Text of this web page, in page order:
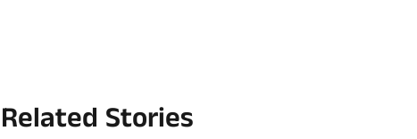
Related Stories